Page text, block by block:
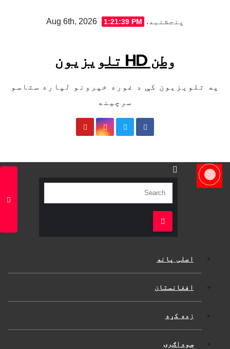
پنجشنبه. Aug 6th, 2026 1:21:40 PM
وطن HD تلویزیون
په تلویزیون کې د غوره خپرونو لپاره ستاسو
سرچینه
اصلی پانه
افغانستان
زده کړه
سوداګرۍ